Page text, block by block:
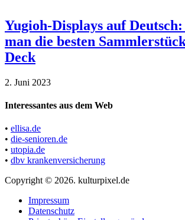
Yugioh-Displays auf
man die besten
Deck
2. Juni 2023
Interessantes aus dem Web
• ellisa.de
• die-senioren.de
• utopia.de
• dbv krankenversicherung
Copyright © 2026. kulturpixel.de
Impressum
Datenschutz